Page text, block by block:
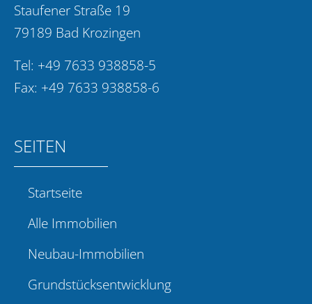
Staufener Straße 19
79189 Bad Krozingen
Tel: +49 7633 938858-5
Fax: +49 7633 938858-6
SEITEN
Startseite
Alle Immobilien
Neubau-Immobilien
Grundstücksentwicklung